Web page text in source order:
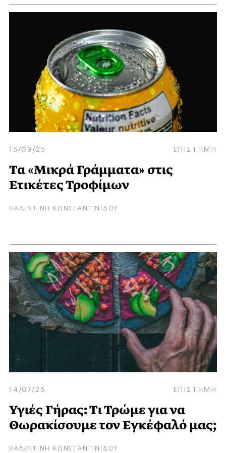
15/09/25 ΕΠΙΣΤΗΜΗ
Τα «Μικρά Γράμματα» στις
Ετικέτες Τροφίμων
ΒΑΛΕΝΤΙΝΗ ΚΩΝΣΤΑΝΤΙΝΙΔΟΥ
14/07/25 ΕΠΙΣΤΗΜΗ
Υγιές Γήρας: Τι Τρώμε για να
Θωρακίσουμε τον Εγκέφαλό μας;
ΒΑΛΕΝΤΙΝΗ ΚΩΝΣΤΑΝΤΙΝΙΔΟΥ